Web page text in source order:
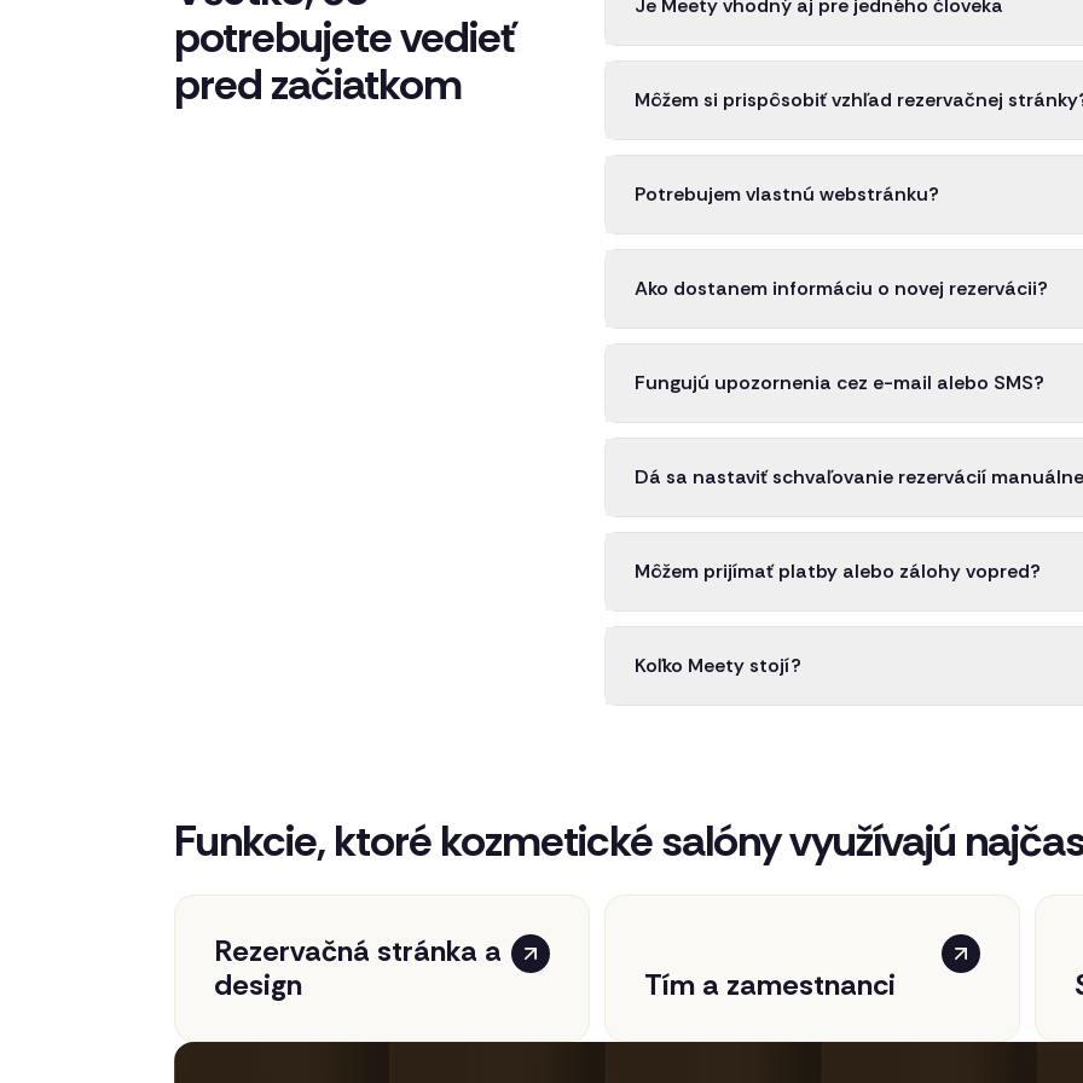
potrebujete vedieť
pred začiatkom
Je Meety vhodný aj pre jedného človeka
Môžem si prispôsobiť vzhľad rezervačnej
Potrebujem vlastnú webstránku?
Ako dostanem informáciu o novej rezervácii?
Fungujú upozornenia cez e-mail alebo SMS?
Dá sa nastaviť schvaľovanie rezervácií
Môžem prijímať platby alebo zálohy vopred?
Koľko Meety stojí?
Funkcie, ktoré kozmetické salóny využívajú
Rezervačná stránka a
design
Tím a zamestnanci